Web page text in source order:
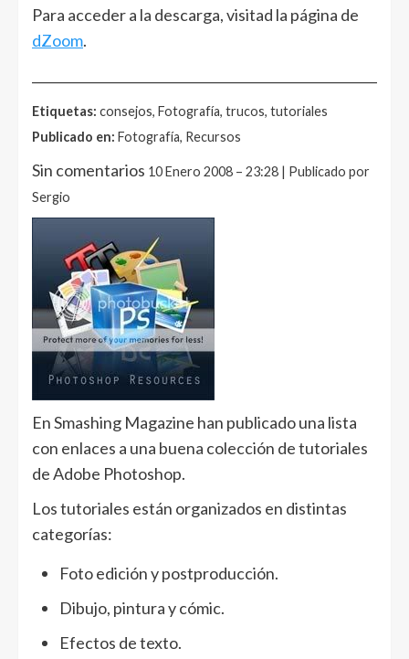
Para acceder a la descarga, visitad la página de
dZoom.
Etiquetas: consejos, Fotografía, trucos, tutoriales
Publicado en: Fotografía, Recursos
Sin comentarios 10 Enero 2008 – 23:28 | Publicado por
Sergio
En Smashing Magazine han publicado una lista
con enlaces a una buena colección de tutoriales
de Adobe Photoshop.
Los tutoriales están organizados en distintas
categorías:
Foto edición y postproducción.
Dibujo, pintura y cómic.
Efectos de texto.